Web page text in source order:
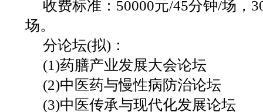
收费标准：50000元/45分钟/场，
场。
分论坛(拟)：
(1)药膳产业发展大会论坛
(2)中医药与慢性病防治论坛
(3)中医传承与现代化发展论坛